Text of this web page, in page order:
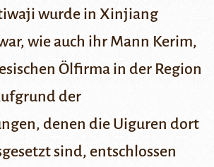
wurde in Xinjiang
wie auch ihr Mann Kerim,
Ölfirma in der Region
der
denen die Uiguren dort
sind, entschlossen